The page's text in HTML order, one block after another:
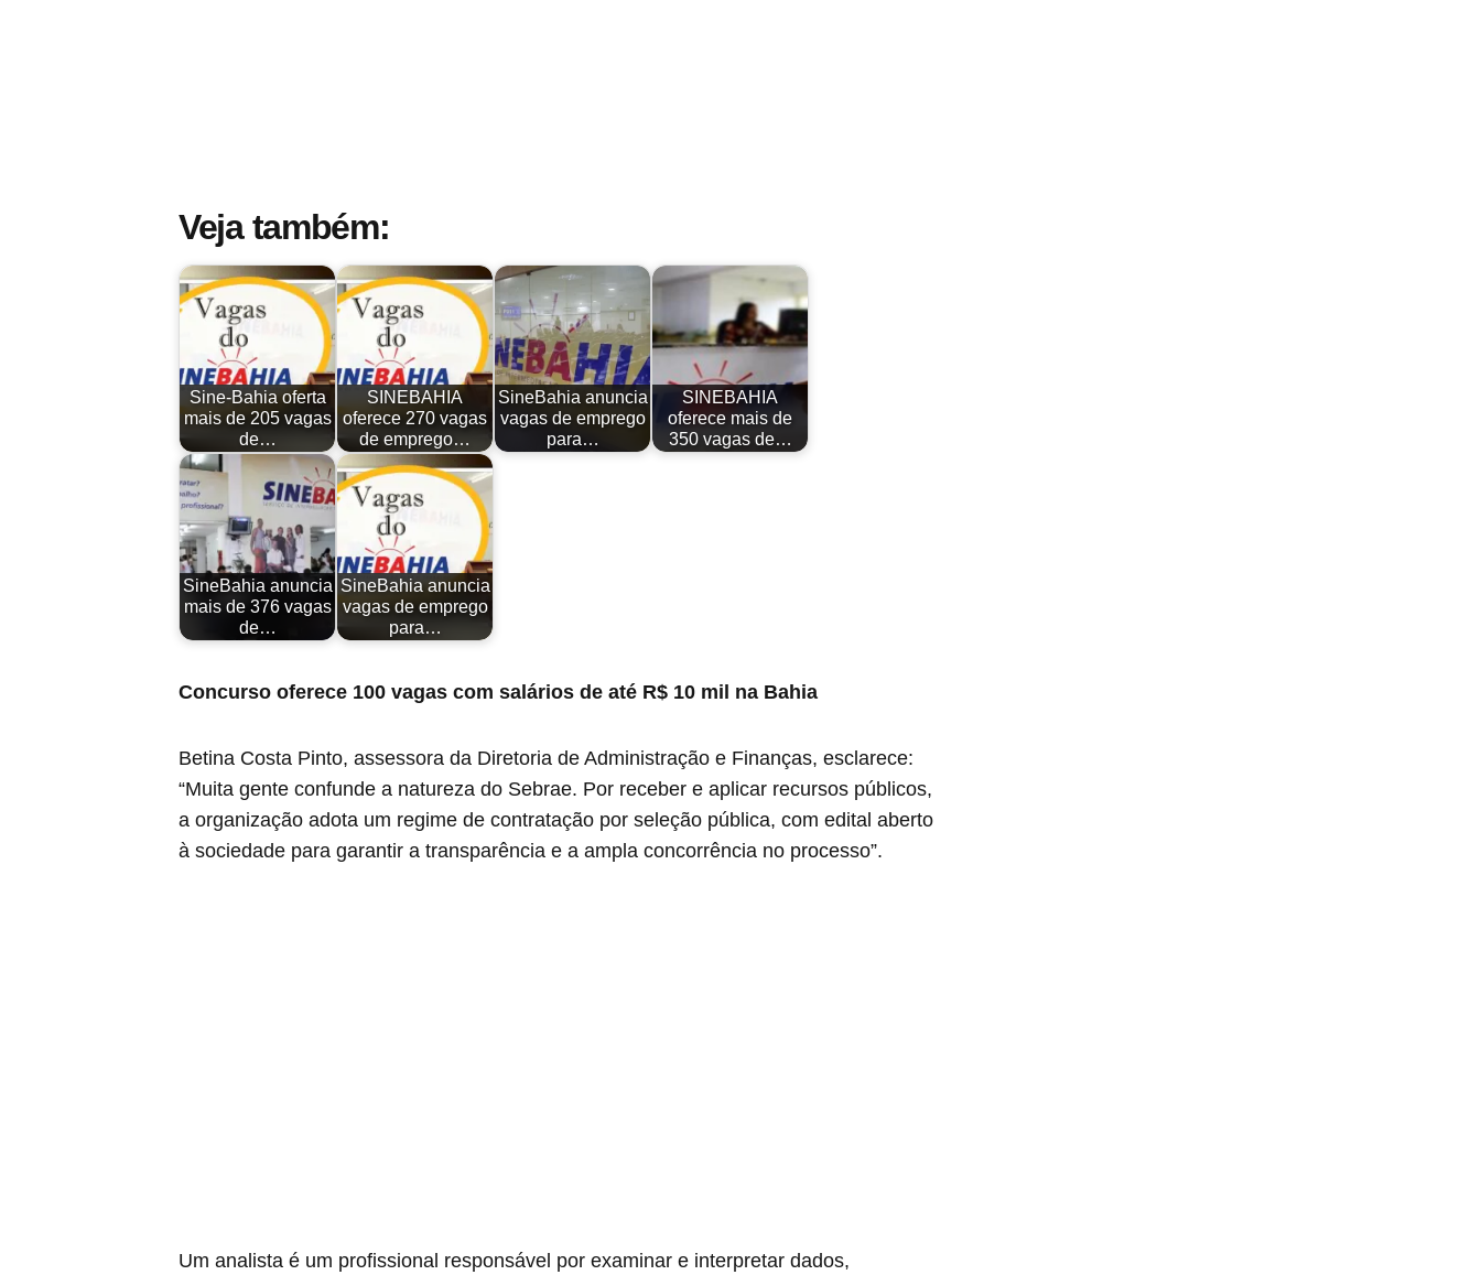
Veja também:
Sine-Bahia oferta
mais de 205 vagas
de…
SINEBAHIA
oferece 270 vagas
de emprego…
SineBahia anuncia
vagas de emprego
para…
SINEBAHIA
oferece mais de
350 vagas de…
SineBahia anuncia
mais de 376 vagas
de…
SineBahia anuncia
vagas de emprego
para…
Concurso oferece 100 vagas com salários de até R$ 10 mil na Bahia
Betina Costa Pinto, assessora da Diretoria de Administração e Finanças, esclarece:
“Muita gente confunde a natureza do Sebrae. Por receber e aplicar recursos públicos,
a organização adota um regime de contratação por seleção pública, com edital aberto
à sociedade para garantir a transparência e a ampla concorrência no processo”.
Um analista é um profissional responsável por examinar e interpretar dados,